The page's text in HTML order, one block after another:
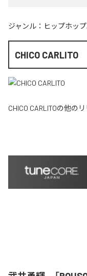
ジャンル： ヒップホッ
CHICO CARLITO
CHICO CARLITOの他のリ